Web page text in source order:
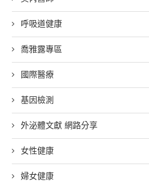
呼吸道健康
喬雅露專區
國際醫療
基因檢測
外泌體文獻 網路分享
女性健康
婦女健康